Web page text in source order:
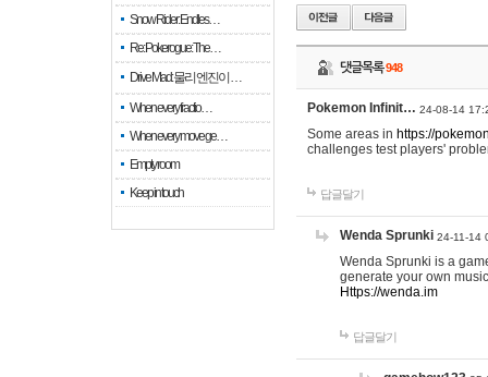
Snow Rider: Endles…
Re: Pokerogue: The…
Drive Mad: 물리 엔진이 …
When every fractio…
When every move ge…
Empty room
Keep in touch
댓글목록948
Pokemon Infinit… 24-08-14
Some areas in https://
challenges test players'
답글달기
Wenda Sprunki 24-11-14
Wenda Sprunki is a
generate your own
Https://wenda.im
답글달기